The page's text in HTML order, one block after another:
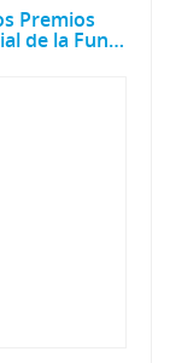
Premios
Periodísticos de Seguridad Vial de la Fundación Línea Directa